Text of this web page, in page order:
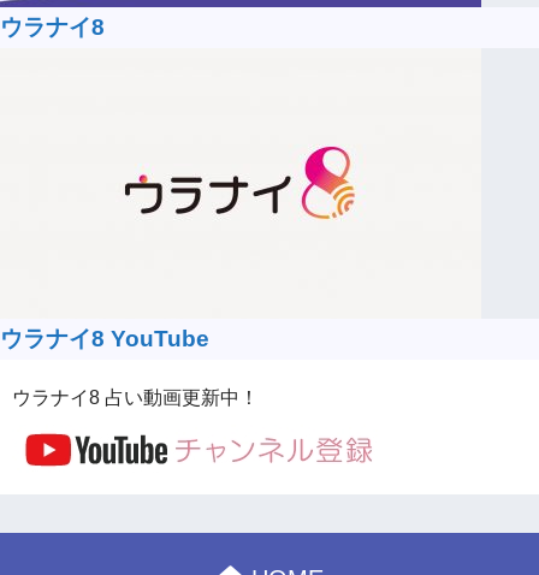
ウラナイ8
ウラナイ8 YouTube
ウラナイ8 占い動画更新中！